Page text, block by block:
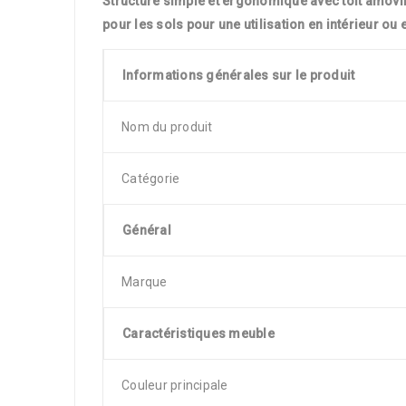
pour les sols pour une utilisation en intérieur ou
Informations générales sur le produit
Nom du produit
Catégorie
Général
Marque
Caractéristiques meuble
Couleur principale